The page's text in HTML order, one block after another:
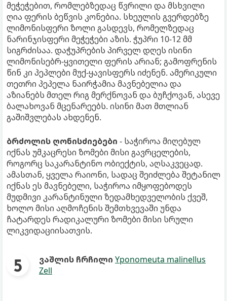
მეჭეჭებით, რომლებზედაც წვრილი და მსხვილი
ღია ფერის ბეწვის კონებია. სხეულის გვერდებზე
ლიმონისფერი ზოლი გასდევს, რომელზედაც
ნარინჯისფერი მეჭეჭები აზის. ჭუპრი 10-12 მმ
სიგრძისაა. დაჭუპრების პირველ დღეს ისინი
ლიმონისებრ-ყვითელი ფერის არიან; გამოფრენის
წინ კი პეპლები მუქ-ყავისფერს იძენენ. ამერიკული
თეთრი პეპელა ნაირჭამია მავნებელია და
აზიანებს მთელ რიგ მერქნოვან და ბუჩქოვან, ასევე
ბალახოვან მცენარეებს. ისინი მათ მთლიან
გაშიშვლებას ახდენენ.
ბრძოლის ღონისძიებები - საჭიროა მიღებულ
იქნას უმკაცრესი ზომები მისი გავრცელების,
როგორც საკარანტინო ობიექტის, აღსაკვეცად.
ამასთან, ყველა რაიონი, სადაც შეიძლება შეტანილ
იქნას ეს მავნებელი, საჭიროა იმყოფებოდეს
მუდმივი კარანტინული ზედამხედველობის ქვეშ,
ხოლო მისი აღმოჩენის შემთხვევაში უნდა
ჩატარდეს რადიკალური ზომები მისი სრული
ლიკვიდაციისათვის.
ვაშლის ჩრჩილი Yponomeuta malinellus
Zell